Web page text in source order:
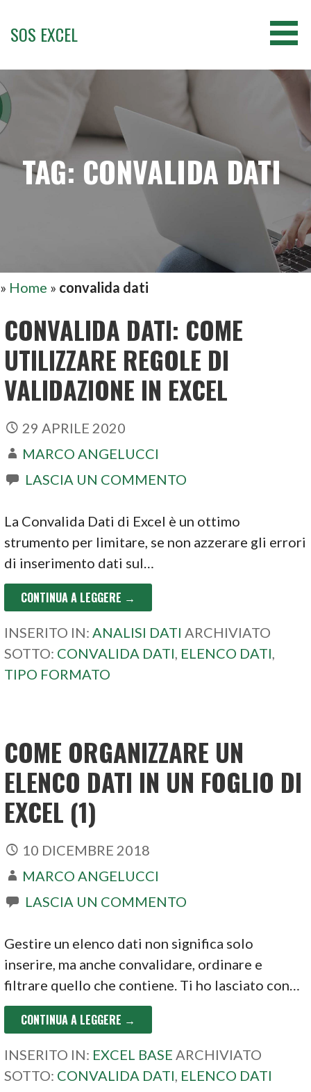
contenuto
SOS EXCEL
TAG: CONVALIDA DATI
» Home » convalida dati
CONVALIDA DATI: COME
UTILIZZARE REGOLE DI
VALIDAZIONE IN EXCEL
29 APRILE 2020
MARCO ANGELUCCI
LASCIA UN COMMENTO
La Convalida Dati di Excel è un ottimo
strumento per limitare, se non azzerare gli errori
di inserimento dati sul…
CONTINUA A LEGGERE →
INSERITO IN:ANALISI DATI ARCHIVIATO
SOTTO: CONVALIDA DATI, ELENCO DATI,
TIPO FORMATO
COME ORGANIZZARE UN
ELENCO DATI IN UN FOGLIO DI
EXCEL (1)
10 DICEMBRE 2018
MARCO ANGELUCCI
LASCIA UN COMMENTO
Gestire un elenco dati non significa solo
inserire, ma anche convalidare, ordinare e
filtrare quello che contiene. Ti ho lasciato con…
CONTINUA A LEGGERE →
INSERITO IN: EXCEL BASE ARCHIVIATO
SOTTO: CONVALIDA DATI, ELENCO DATI